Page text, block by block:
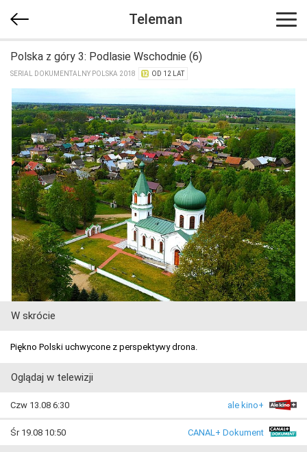
Teleman
Polska z góry 3: Podlasie Wschodnie (6)
SERIAL DOKUMENTALNY POLSKA 2018 OD 12 LAT
W skrócie
Piękno Polski uchwycone z perspektywy drona.
Oglądaj w telewizji
Czw 13.08 6:30 ale kino+
Śr 19.08 10:50 CANAL+ Dokument